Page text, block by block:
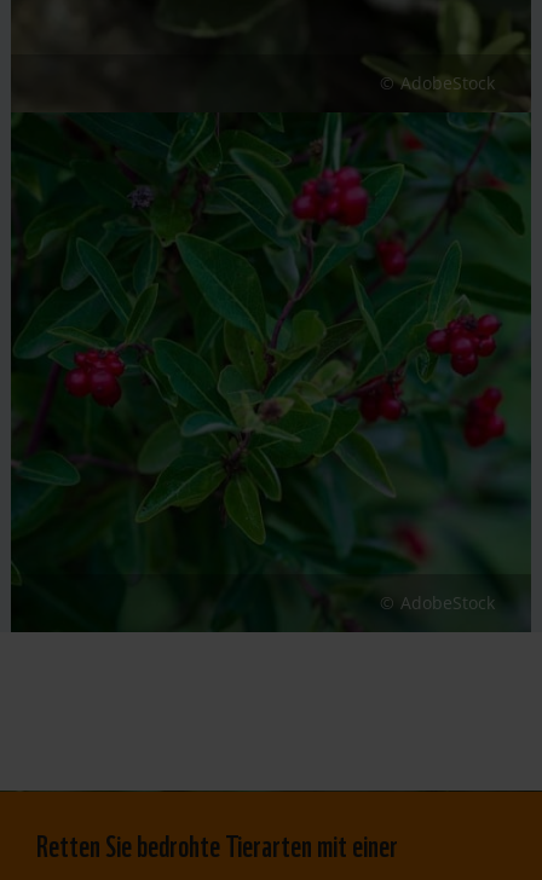
AdobeStock
AdobeStock
Retten Sie bedrohte Tierarten mit einer